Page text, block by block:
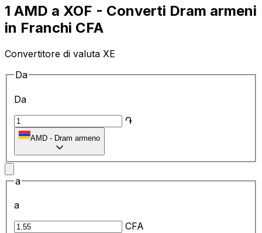
1 AMD a XOF - Converti Dram armeni
in Franchi CFA
Convertitore di valuta XE
Da
Da
֏
AMD - Dram armeno
a
a
CFA